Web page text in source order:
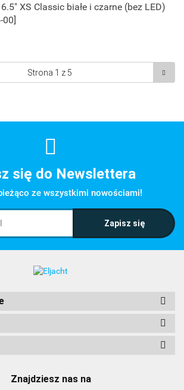
XS Classic białe i czarne (bez LED)
00]
się do Newslettera
ze wszystkimi nowościami!
Znajdziesz nas na